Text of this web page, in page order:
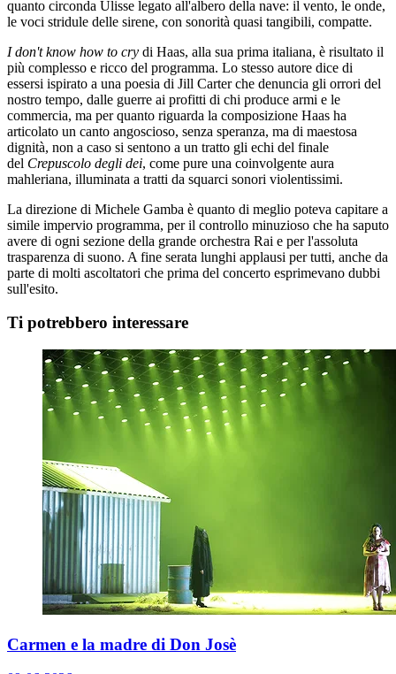
quanto circonda Ulisse legato all'albero della nave: il vento, le onde,
le voci stridule delle sirene, con sonorità quasi tangibili, compatte.
I don't know how to cry di Haas, alla sua prima italiana, è risultato il
più complesso e ricco del programma. Lo stesso autore dice di
essersi ispirato a una poesia di Jill Carter che denuncia gli orrori del
nostro tempo, dalle guerre ai profitti di chi produce armi e le
commercia, ma per quanto riguarda la composizione Haas ha
articolato un canto angoscioso, senza speranza, ma di maestosa
dignità, non a caso si sentono a un tratto gli echi del finale
del Crepuscolo degli dei, come pure una coinvolgente aura
mahleriana, illuminata a tratti da squarci sonori violentissimi.
La direzione di Michele Gamba è quanto di meglio poteva capitare a
simile impervio programma, per il controllo minuzioso che ha saputo
avere di ogni sezione della grande orchestra Rai e per l'assoluta
trasparenza di suono. A fine serata lunghi applausi per tutti, anche da
parte di molti ascoltatori che prima del concerto esprimevano dubbi
sull'esito.
Ti potrebbero interessare
Carmen e la madre di Don Josè